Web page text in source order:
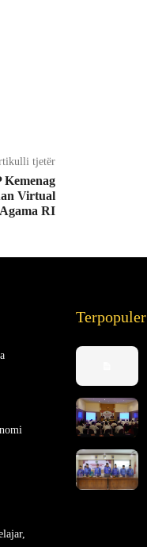
tjetër
Kemenag
Virtual
RI
Terpopuler